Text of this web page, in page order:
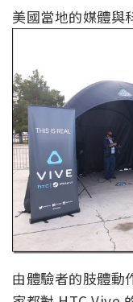
美國當地的媒體與
由體驗者的肢體動